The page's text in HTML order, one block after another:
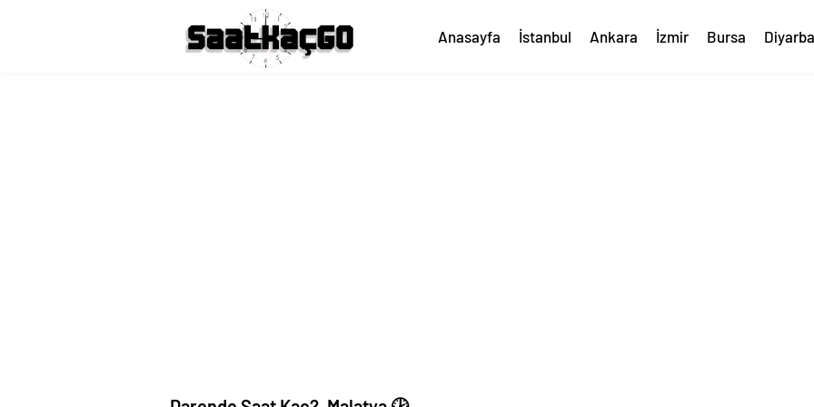
Anasayfa İstanbul Ankara İzmir Bursa